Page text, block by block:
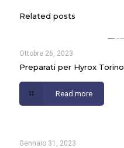
Related posts
Ottobre 26, 2023
Preparati per Hyrox Torino
Read more
Gennaio 31, 2023